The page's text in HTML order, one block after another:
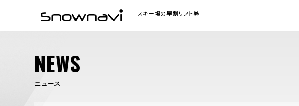
NEWS
ニュース